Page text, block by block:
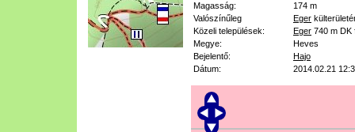
Magasság:
174 m
Valószínűleg
Eger
Közeli települések:
Eger 740 m DK
Megye:
Heves
Bejelentő:
Hajo
Dátum:
2014.02.21